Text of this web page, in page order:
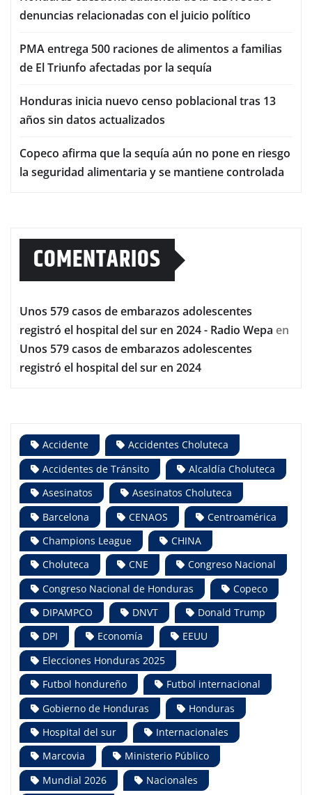
denuncias relacionadas con el juicio político
PMA entrega 500 raciones de alimentos a familias
de El Triunfo afectadas por la sequía
Honduras inicia nuevo censo poblacional tras 13
años sin datos actualizados
Copeco afirma que la sequía aún no pone en riesgo
la seguridad alimentaria y se mantiene controlada
COMENTARIOS
Unos 579 casos de embarazos adolescentes
registró el hospital del sur en 2024 - Radio Wepa en
Unos 579 casos de embarazos adolescentes
registró el hospital del sur en 2024
Accidente
Accidentes Choluteca
Accidentes de Tránsito
Alcaldía Choluteca
Asesinatos
Asesinatos Choluteca
Barcelona
CENAOS
Centroamérica
Champions League
CHINA
Choluteca
CNE
Congreso Nacional
Congreso Nacional de Honduras
Copeco
DIPAMPCO
DNVT
Donald Trump
DPI
Economía
EEUU
Elecciones Honduras 2025
Futbol hondureño
Futbol internacional
Gobierno de Honduras
Honduras
Hospital del sur
Internacionales
Marcovia
Ministerio Público
Mundial 2026
Nacionales